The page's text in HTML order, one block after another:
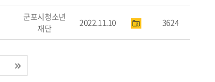
군포시청소년
재단
2022.11.10 3624